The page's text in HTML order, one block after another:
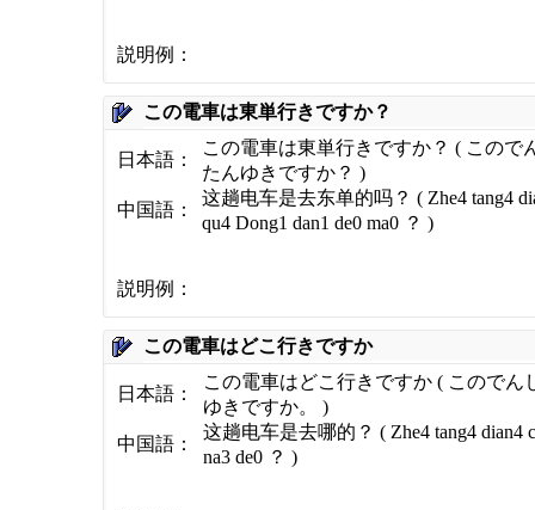
説明例：
この電車は東単行きですか？
日本語：
この電車は東単行きですか？ ( こので
たんゆきですか？ )
中国語：
这趟电车是去东单的吗？ ( Zhe4 tang4
qu4 Dong1 dan1 de0 ma0 ？ )
説明例：
この電車はどこ行きですか
日本語：
この電車はどこ行きですか ( このでん
ゆきですか。 )
中国語：
这趟电车是去哪的？ ( Zhe4 tang4 dian4
na3 de0 ？ )